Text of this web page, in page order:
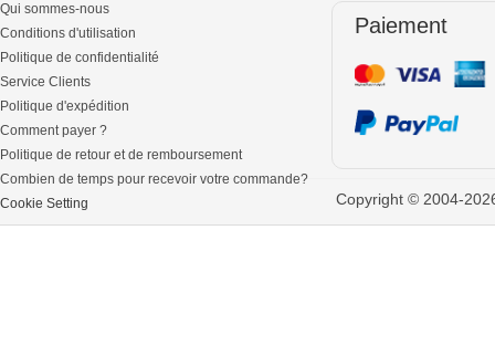
Qui sommes-nous
Conditions d'utilisation
Politique de confidentialité
Service Clients
Politique d'expédition
Comment payer ?
Politique de retour et de remboursement
Combien de temps pour recevoir votre commande?
Cookie Setting
Paiement
Copyright © 2004-